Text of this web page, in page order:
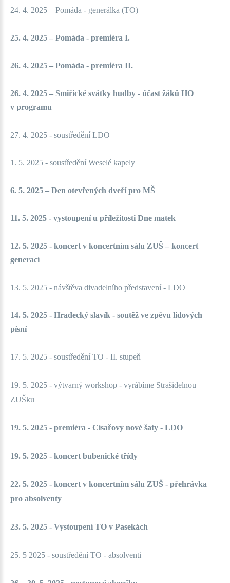
24. 4. 2025 – Pomáda - generálka (TO)
25. 4. 2025 – Pomáda - premiéra I.
26. 4. 2025 – Pomáda - premiéra II.
26. 4. 2025 – Smiřické svátky hudby - účast žáků HO
v programu
27. 4. 2025 - soustředění LDO
1. 5. 2025 - soustředění Weselé kapely
6. 5. 2025 – Den otevřených dveří pro MŠ
11. 5. 2025 - vystoupení u příležitosti Dne matek
12. 5. 2025 - koncert v koncertním sálu ZUŠ – koncert
generací
13. 5. 2025 - návštěva divadelního představení - LDO
14. 5. 2025 - Hradecký slavík - soutěž ve zpěvu lidových
písní
17. 5. 2025 - soustředění TO - II. stupeň
19. 5. 2025 - výtvarný workshop - vyrábíme Strašidelnou
ZUŠku
19. 5. 2025 - premiéra - Císařovy nové šaty - LDO
19. 5. 2025 - koncert bubenické třídy
22. 5. 2025 - koncert v koncertním sálu ZUŠ - přehrávka
pro absolventy
23. 5. 2025 - Vystoupení TO v Pasekách
25. 5 2025 - soustředění TO - absolventi